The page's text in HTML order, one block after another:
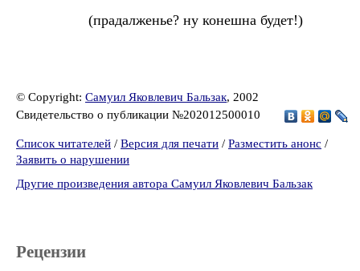
(прадалженье? ну конешна будет!)
© Copyright: Самуил Яковлевич Бальзак, 2002
Свидетельство о публикации №202012500010
Список читателей / Версия для печати / Разместить анонс /
Заявить о нарушении
Другие произведения автора Самуил Яковлевич Бальзак
Рецензии